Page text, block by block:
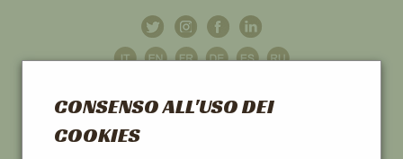
CONSENSO ALL'USO DEI
COOKIES